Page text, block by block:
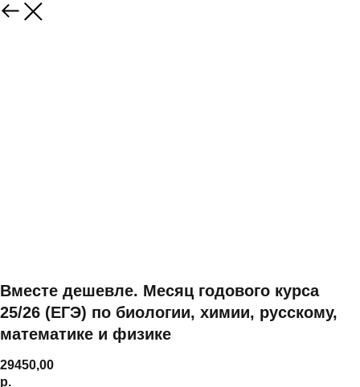
Вместе дешевле. Месяц годового курса
25/26 (ЕГЭ) по биологии, химии, русскому,
математике и физике
29450,00
р.